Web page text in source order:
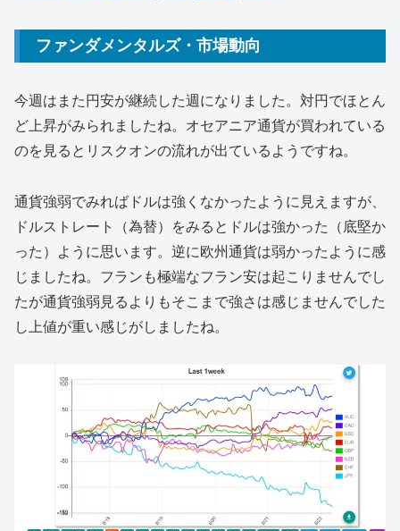
ファンダメンタルズ・市場動向
今週はまた円安が継続した週になりました。対円でほとん
ど上昇がみられましたね。オセアニア通貨が買われている
のを見るとリスクオンの流れが出ているようですね。
通貨強弱でみればドルは強くなかったように見えますが、
ドルストレート（為替）をみるとドルは強かった（底堅か
った）ように思います。逆に欧州通貨は弱かったように感
じましたね。フランも極端なフラン安は起こりませんでし
たが通貨強弱見るよりもそこまで強さは感じませんでした
し上値が重い感じがしましたね。